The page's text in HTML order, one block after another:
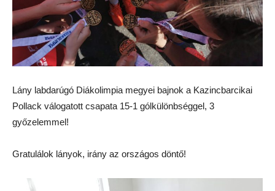
Lány labdarúgó Diákolimpia megyei bajnok a Kazincbarcikai
Pollack válogatott csapata 15-1 gólkülönbséggel, 3
győzelemmel!
Gratulálok lányok, irány az országos döntő!